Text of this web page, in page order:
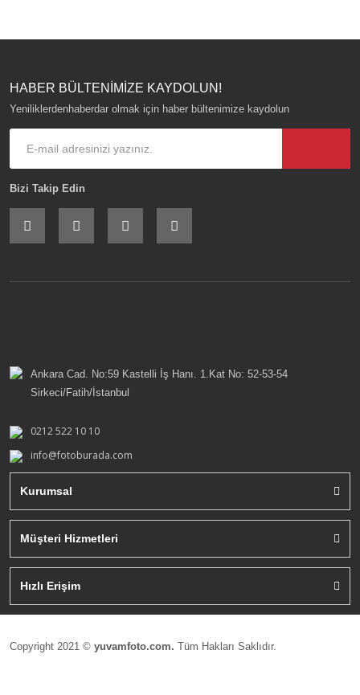
HABER BÜLTENİMİZE KAYDOLUN!
Yeniliklerdenhaberdar olmak için haber bültenimize kaydolun
Bizi Takip Edin
Ankara Cad. No:59 Kastelli İş Hanı. 1.Kat No: 52-53-54
Sirkeci/Fatih/İstanbul
0212 522 10 10
info@fotoburada.com
Kurumsal
Müşteri Hizmetleri
Hızlı Erişim
Copyright 2021 © yuvamfoto.com. Tüm Hakları Saklıdır.